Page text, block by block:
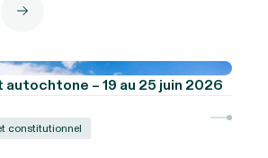
– 19 au 25 juin 2026
constitutionnel